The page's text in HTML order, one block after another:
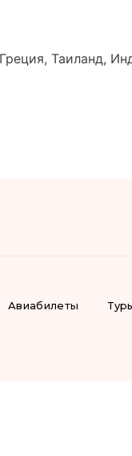
Таиланд,
Авиабилеты